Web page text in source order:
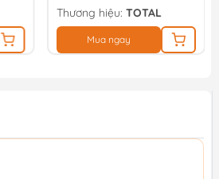
Thương hiệu: TOTAL
Mua ngay